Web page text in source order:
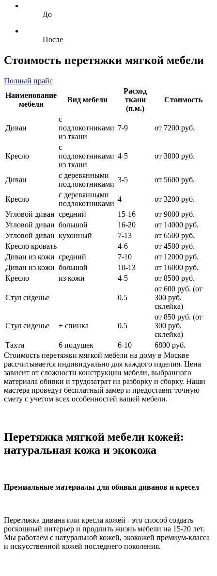
До
После
Стоимость перетяжки мягкой мебели
Полный прайс
Наименование
мебели
Вид мебели
Расход
ткани
(п.м.)
Стоимость
Диван
с
подлокотниками
из ткани
7-9 от 7200 руб.
Кресло
с
подлокотниками
из ткани
4-5 от 3800 руб.
Диван
с деревянными
подлокотниками
3-5 от 5600 руб.
Кресло
с деревянными
подлокотниками
4
от 3200 руб.
Угловой диван средний 15-16
от 9000 руб.
Угловой диван большой 16-20
от 14000 руб.
Угловой диван кухонный 7-13
от 6500 руб.
Кресло кровать
4-6
от 4500 руб.
Диван из кожи средний 7-10
от 12000 руб.
Диван из кожи большой 10-13
от 16000 руб.
Кресло
из кожи 4-5 от 8500 руб.
Стул сиденье 0.5
от 600 руб. (от
300 руб.
cклейка)
Стул сиденье + спинка 0.5
от 850 руб. (от
300 руб.
склейка)
Тахта
6 подушек 6-10
6800 руб.
Стоимость перетяжки мягкой мебели на дому в Москве
рассчитывается индивидуально для каждого изделия. Цена
зависит от сложности конструкции мебели, выбранного
материала обивки и трудозатрат на разборку и сборку. Наши
мастера проведут бесплатный замер и предоставят точную
смету с учетом всех особенностей вашей мебели.
Перетяжка мягкой мебели кожей:
натуральная кожа и экокожа
Премиальные материалы для обивки диванов и кресел
Перетяжка дивана или кресла кожей - это способ создать
роскошный интерьер и продлить жизнь мебели на 15-20 лет.
Мы работаем с натуральной кожей, экокожей премиум-класса
и искусственной кожей последнего поколения.